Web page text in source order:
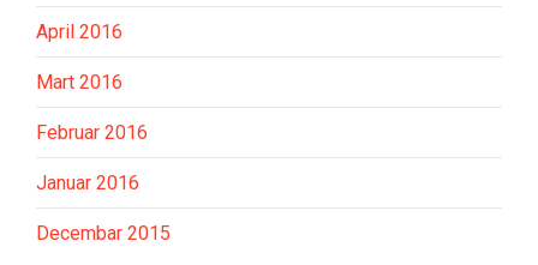
April 2016
Mart 2016
Februar 2016
Januar 2016
Decembar 2015